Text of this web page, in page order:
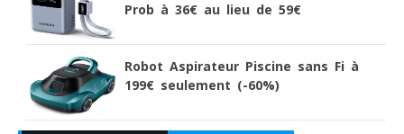
Prob à 36€ au lieu de 59€
Robot Aspirateur Piscine sans Fi à
199€ seulement (-60%)